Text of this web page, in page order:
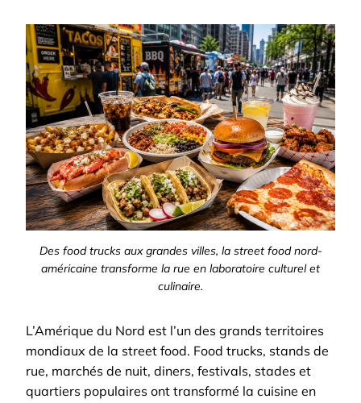
Des food trucks aux grandes villes, la street food nord-
américaine transforme la rue en laboratoire culturel et
culinaire.
L’Amérique du Nord est l’un des grands territoires
mondiaux de la street food. Food trucks, stands de
rue, marchés de nuit, diners, festivals, stades et
quartiers populaires ont transformé la cuisine en